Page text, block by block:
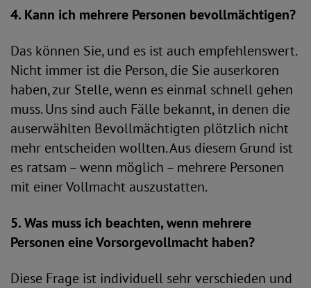
4. Kann ich mehrere Personen bevollmächtigen?
Das können Sie, und es ist auch empfehlenswert.
Nicht immer ist die Person, die Sie auserkoren
haben, zur Stelle, wenn es einmal schnell gehen
muss. Uns sind auch Fälle bekannt, in denen die
auserwählten Bevollmächtigten plötzlich nicht
mehr entscheiden wollten. Aus diesem Grund ist
es ratsam – wenn möglich – mehrere Personen
mit einer Vollmacht auszustatten.
5. Was muss ich beachten, wenn mehrere
Personen eine Vorsorgevollmacht haben?
Diese Frage ist individuell sehr verschieden und